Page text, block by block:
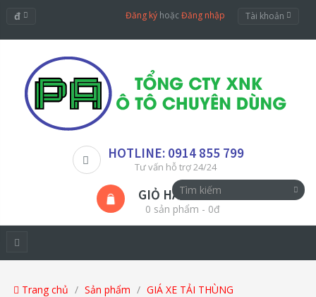
đ Đăng ký hoặcĐăng nhập Tài khoản
HOTLINE: 0914 855 799
Tư vấn hỗ trợ 24/24
GIỎ HÀNG
0 sản phẩm - 0đ
Trang chủ Sản phẩm GIÁ XE TẢI THÙNG